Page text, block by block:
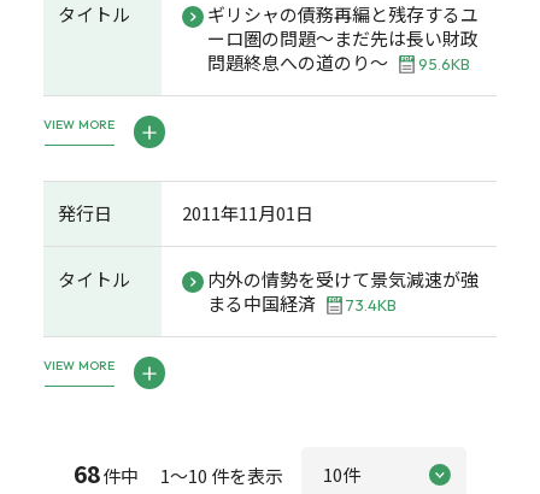
タイトル
ギリシャの債務再編と残存するユ
ーロ圏の問題～まだ先は長い財政
問題終息への道のり～
95.6KB
VIEW MORE
発行日 2011年11月01日
タイトル
内外の情勢を受けて景気減速が強
まる中国経済
73.4KB
VIEW MORE
68件中 1～10 件を表示